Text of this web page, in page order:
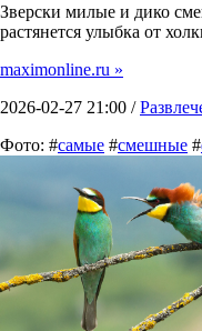
Зверски милые и дико
растянется улыбка от
maximonline.ru »
2026-02-27 21:00 /
Фото: #самые #смешные #